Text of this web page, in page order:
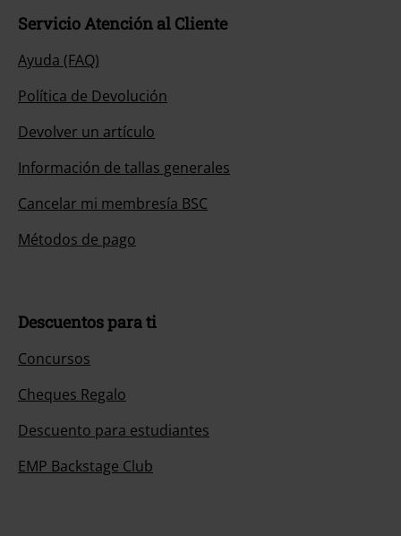
Servicio Atención al Cliente
Ayuda (FAQ)
Política de Devolución
Devolver un artículo
Información de tallas generales
Cancelar mi membresía BSC
Métodos de pago
Descuentos para ti
Concursos
Cheques Regalo
Descuento para estudiantes
EMP Backstage Club